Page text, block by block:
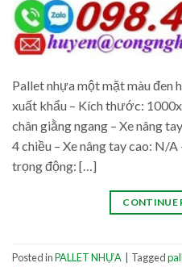
Pallet nhựa một mặt màu đen
xuất khẩu – Kích thước:
chân giằng ngang – Xe nâng
4 chiều – Xe nâng tay cao: N/
trọng động: […]
CONTINUE
Posted inPALLET NHỰA Tagged